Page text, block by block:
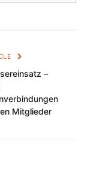
–
Mitglieder